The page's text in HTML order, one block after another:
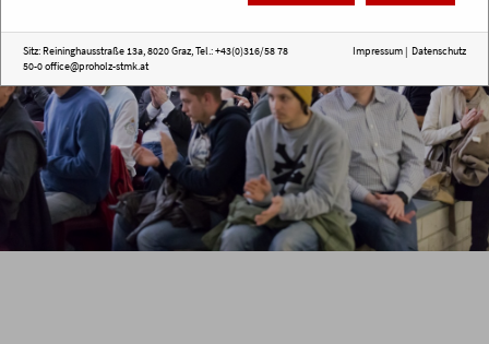
Sitz: Reininghausstraße 13a, 8020 Graz, Tel.: +43(0)316/58 78
50-0office@proholz-stmk.at
Impressum | Datenschutz